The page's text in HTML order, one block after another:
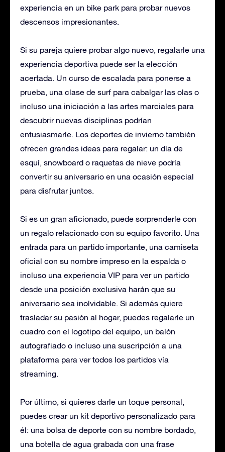
experiencia en un bike park para probar nuevos
descensos impresionantes.
Si su pareja quiere probar algo nuevo, regalarle una
experiencia deportiva puede ser la elección
acertada. Un curso de escalada para ponerse a
prueba, una clase de surf para cabalgar las olas o
incluso una iniciación a las artes marciales para
descubrir nuevas disciplinas podrían
entusiasmarle. Los deportes de invierno también
ofrecen grandes ideas para regalar: un día de
esquí, snowboard o raquetas de nieve podría
convertir su aniversario en una ocasión especial
para disfrutar juntos.
Si es un gran aficionado, puede sorprenderle con
un regalo relacionado con su equipo favorito. Una
entrada para un partido importante, una camiseta
oficial con su nombre impreso en la espalda o
incluso una experiencia VIP para ver un partido
desde una posición exclusiva harán que su
aniversario sea inolvidable. Si además quiere
trasladar su pasión al hogar, puedes regalarle un
cuadro con el logotipo del equipo, un balón
autografiado o incluso una suscripción a una
plataforma para ver todos los partidos vía
streaming.
Por último, si quieres darle un toque personal,
puedes crear un kit deportivo personalizado para
él: una bolsa de deporte con su nombre bordado,
una botella de agua grabada con una frase